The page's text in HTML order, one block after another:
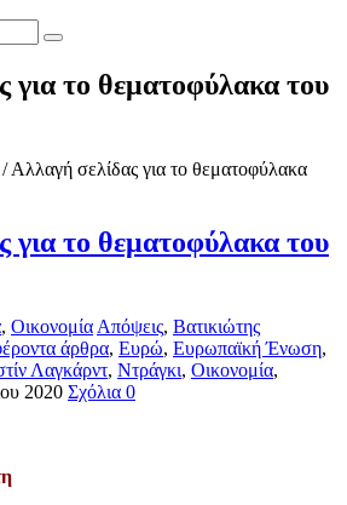
για το θεματοφύλακα του
/ Αλλαγή σελίδας για το θεματοφύλακα
για το θεματοφύλακα του
, Οικονομία Απόψεις, Βατικιώτης
άρθρα, Ευρώ, Ευρωπαϊκή Ένωση,
Λαγκάρντ, Ντράγκι, Οικονομία,
2020 Σχόλια 0